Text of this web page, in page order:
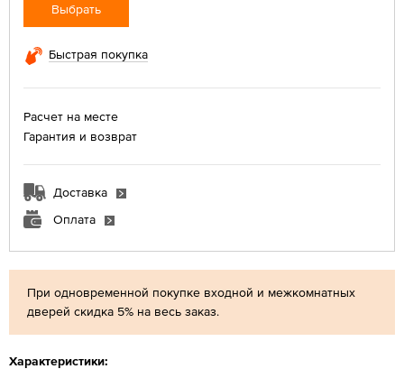
При одновременной покупке входной и межкомнатных
дверей скидка 5% на весь заказ.
Характеристики:
Выбрать
Быстрая покупка
Расчет на месте
Гарантия и возврат
Доставка
Оплата